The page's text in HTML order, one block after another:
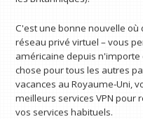
C'est une bonne nouvelle où
réseau privé virtuel – vous
américaine depuis n'importe
chose pour tous les autres
vacances au Royaume-Uni,
meilleurs services VPN pour
vos services habituels.